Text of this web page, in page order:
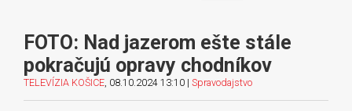
FOTO: Nad jazerom ešte stále
pokračujú opravy chodníkov
TELEVÍZIA KOŠICE , 08.10.2024 13:10 | Spravodajstvo